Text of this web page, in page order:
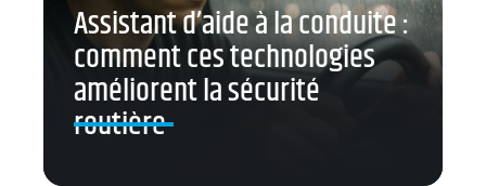
Assistant d’aide à la conduite :
comment ces technologies
améliorent la sécurité
routière